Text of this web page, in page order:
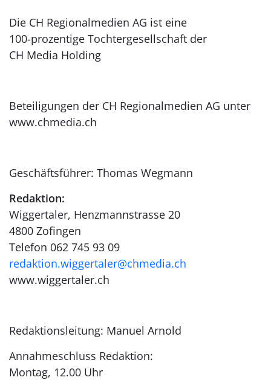
Die CH Regionalmedien AG ist eine
100-prozentige Tochtergesellschaft der
CH Media Holding
Beteiligungen der CH Regionalmedien AG unter
www.chmedia.ch
Geschäftsführer: Thomas Wegmann
Redaktion:
Wiggertaler, Henzmannstrasse 20
4800 Zofingen
Telefon 062 745 93 09
redaktion.wiggertaler@chmedia.ch
www.wiggertaler.ch
Redaktionsleitung: Manuel Arnold
Annahmeschluss Redaktion:
Montag, 12.00 Uhr